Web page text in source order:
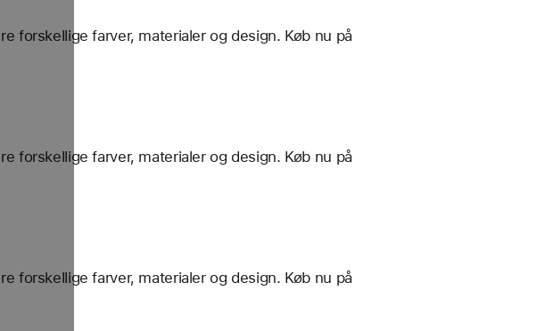
forskellige farver, materialer og design. Køb nu på
forskellige farver, materialer og design. Køb nu på
forskellige farver, materialer og design. Køb nu på